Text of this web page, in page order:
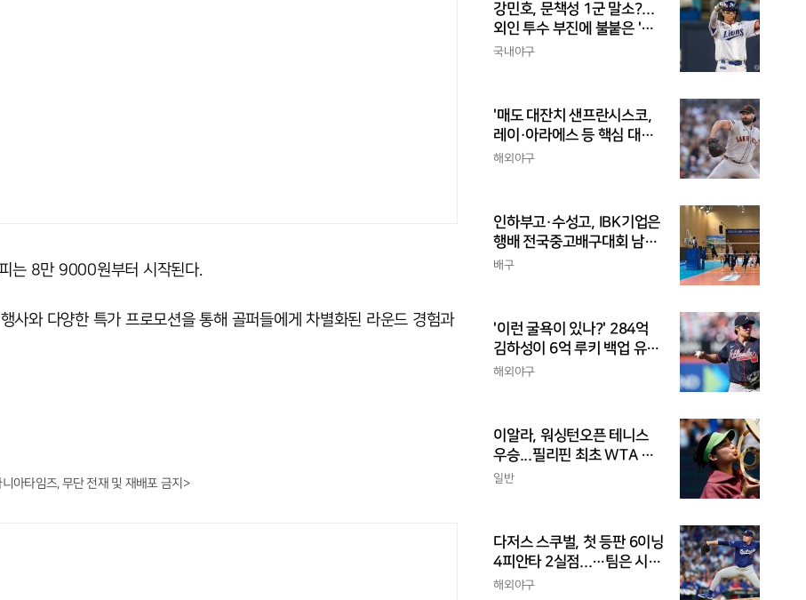
는 8만 9000원부터 시작된다.
사와 다양한 특가 프로모션을 통해 골퍼들에게 차별화된 라운드 경험과
아타임즈, 무단 전재 및 재배포 금지>
강민호, 문책성 1군 말소?...
외인 투수 부진에 불붙은 '포
수리드론'
국내야구
'매도 대잔치 샌프란시스코,
레이·아라에스 등 핵심 대거
트레이드...가을 포기
해외야구
인하부고·수성고, IBK기업은
행배 전국중고배구대회 남고
부 결승 격돌
배구
'이런 굴욕이 있나?' 284억
김하성이 6억 루키 백업 유격
수라니...자비스, 수비도 김하
해외야구
이알라, 워싱턴오픈 테니스
우승...필리핀 최초 WTA 투
어 단식 챔피언
일반
다저스 스쿠벌, 첫 등판 6이닝
4피안타 2실점...…팀은 시즌
최다 5연패
해외야구